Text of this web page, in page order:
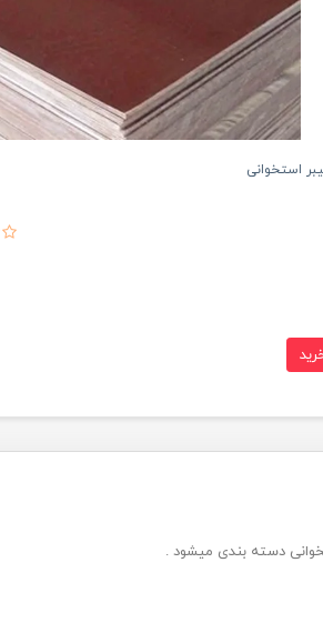
استخوانی
دسته بندی میشود .